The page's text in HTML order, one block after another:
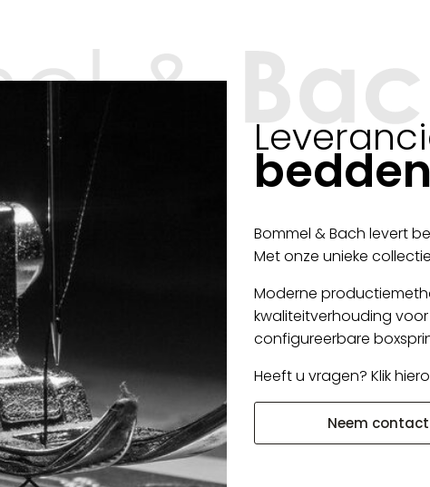
Bommel & Bach levert
Met onze unieke
Moderne
kwaliteitverhouding
configureerbare
Heeft u vragen? Klik
Neem